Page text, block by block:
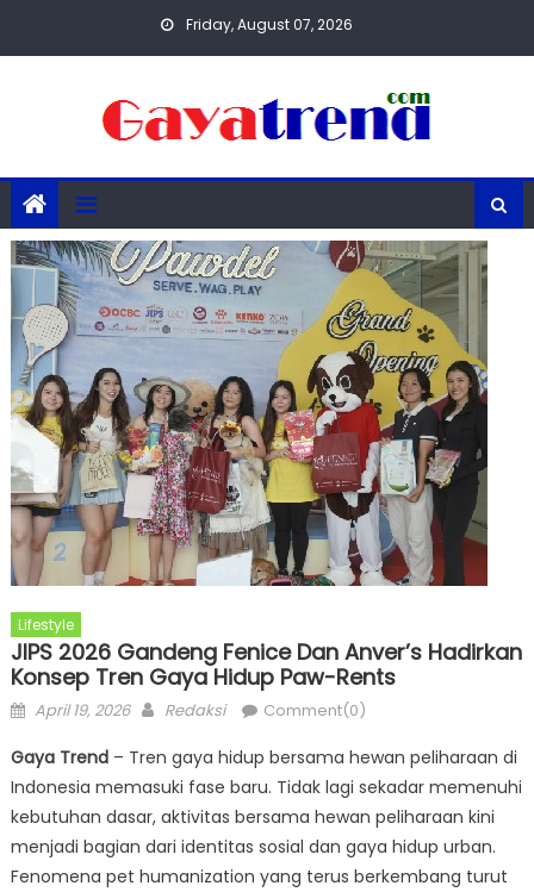
Friday, August 07, 2026
Lifestyle
JIPS 2026 Gandeng Fenice Dan Anver’s Hadirkan
Konsep Tren Gaya Hidup Paw-Rents
Posted
April 19, 2026 Author
Redaksi Comment(0)
Gaya Trend– Tren gaya hidup bersama hewan peliharaan di
Indonesia memasuki fase baru. Tidak lagi sekadar memenuhi
kebutuhan dasar, aktivitas bersama hewan peliharaan kini
menjadi bagian dari identitas sosial dan gaya hidup urban.
Fenomena pet humanization yang terus berkembang turut